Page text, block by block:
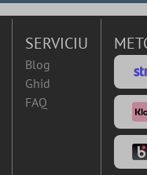
SERVICIU
Blog
Ghid
FAQ